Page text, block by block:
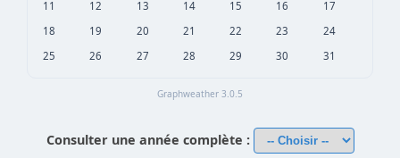
11
12 13 14 15 16
17
18
19 20 21 22 23
24
25
26 27 28 29 30 31
Graphweather 3.0.5
Consulter une année complète :